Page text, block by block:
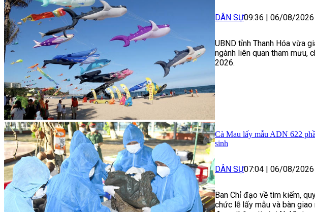
DÂN SỰ09:36 | 06/08/2026
UBND tỉnh Thanh Hóa vừa
ngành liên quan tham mưu,
2026.
Cà Mau lấy mẫu ADN 622
sinh
DÂN SỰ07:04 | 06/08/2026
Ban Chỉ đạo về tìm kiếm,
chức lễ lấy mẫu và bàn